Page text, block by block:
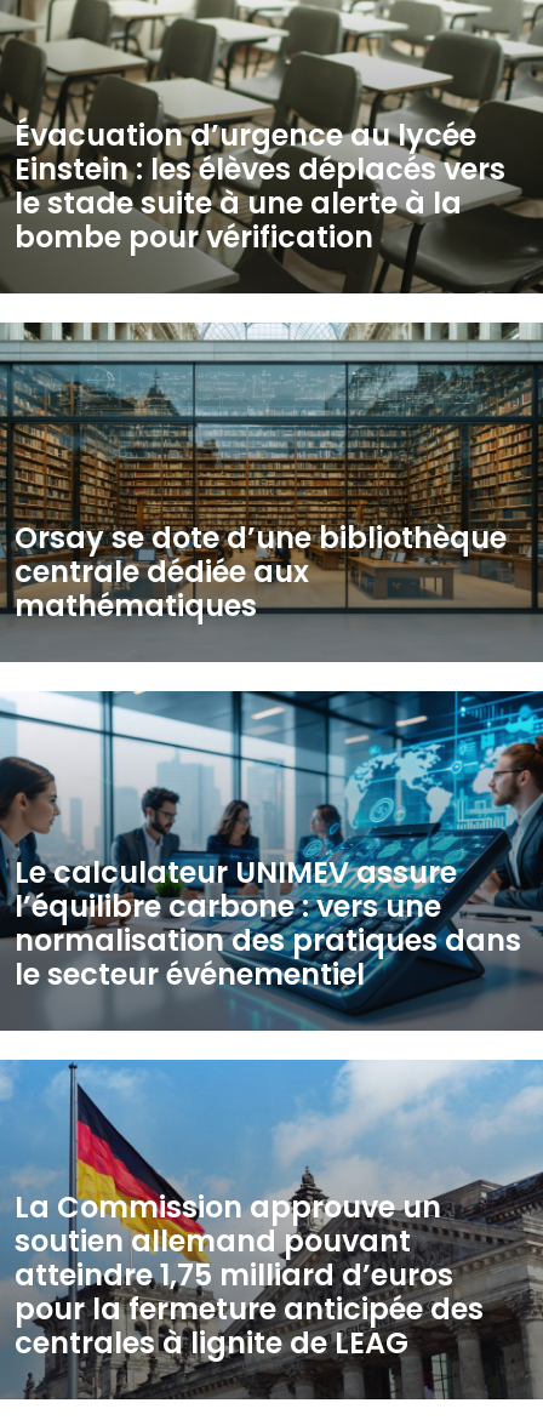
Évacuation d’urgence au lycée
Einstein : les élèves déplacés vers
le stade suite à une alerte à la
bombe pour vérification
Orsay se dote d’une bibliothèque
centrale dédiée aux
mathématiques
Le calculateur UNIMEV assure
l’équilibre carbone : vers une
normalisation des pratiques dans
le secteur événementiel
La Commission approuve un
soutien allemand pouvant
atteindre 1,75 milliard d’euros
pour la fermeture anticipée des
centrales à lignite de LEAG